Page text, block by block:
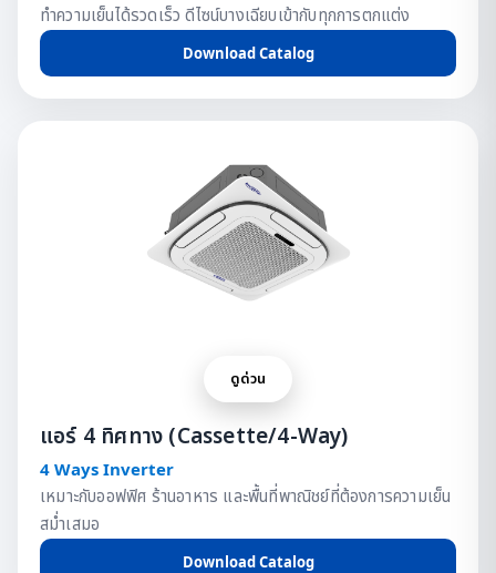
ทำความเย็นได้รวดเร็ว ดีไซน์บางเฉียบเข้ากับทุกการตกแต่ง
Download Catalog
ดูด่วน
แอร์ 4 ทิศทาง (Cassette/4-Way)
4 Ways Inverter
เหมาะกับออฟฟิศ ร้านอาหาร และพื้นที่พาณิชย์ที่ต้องการความเย็น
สม่ำเสมอ
Download Catalog